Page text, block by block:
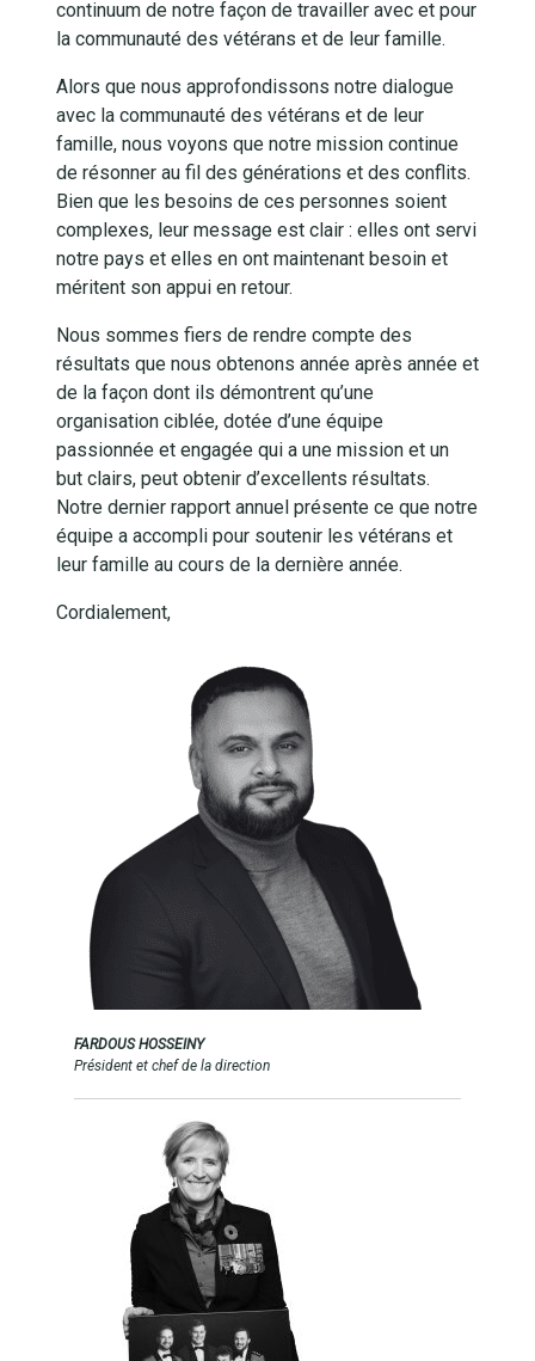
continuum de notre façon de travailler avec et pour
la communauté des vétérans et de leur famille.
Alors que nous approfondissons notre dialogue
avec la communauté des vétérans et de leur
famille, nous voyons que notre mission continue
de résonner au fil des générations et des conflits.
Bien que les besoins de ces personnes soient
complexes, leur message est clair : elles ont servi
notre pays et elles en ont maintenant besoin et
méritent son appui en retour.
Nous sommes fiers de rendre compte des
résultats que nous obtenons année après année et
de la façon dont ils démontrent qu’une
organisation ciblée, dotée d’une équipe
passionnée et engagée qui a une mission et un
but clairs, peut obtenir d’excellents résultats.
Notre dernier rapport annuel présente ce que notre
équipe a accompli pour soutenir les vétérans et
leur famille au cours de la dernière année.
Cordialement,
FARDOUS HOSSEINY
Président et chef de la direction